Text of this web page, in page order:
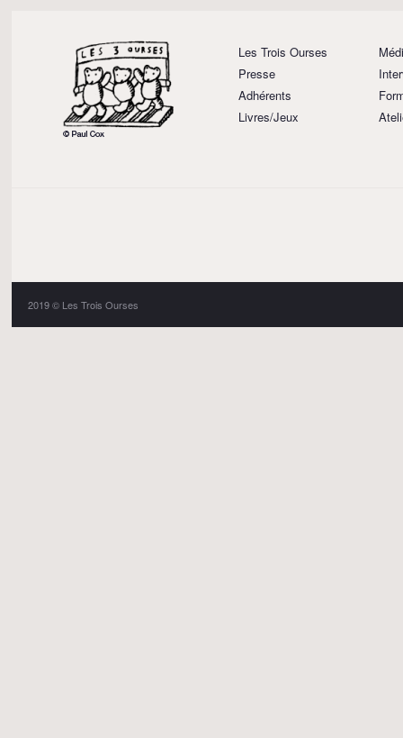
Les Trois Ourses
Presse
Adhérents
Livres/Jeux
2019 © Les Trois Ourses